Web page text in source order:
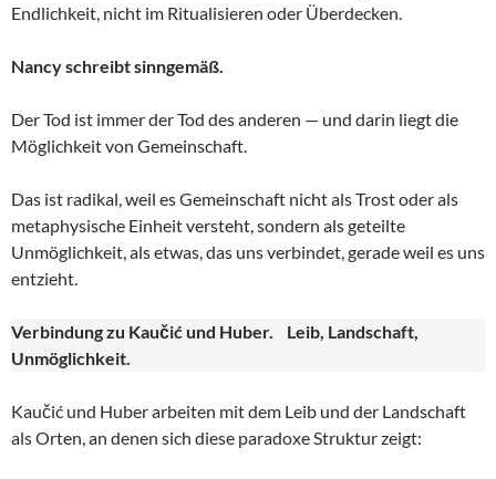
Endlichkeit, nicht im Ritualisieren oder Überdecken.
Nancy schreibt sinngemäß.
Der Tod ist immer der Tod des anderen — und darin liegt die
Möglichkeit von Gemeinschaft.
Das ist radikal, weil es Gemeinschaft nicht als Trost oder als
metaphysische Einheit versteht, sondern als geteilte
Unmöglichkeit, als etwas, das uns verbindet, gerade weil es uns
entzieht.
Verbindung zu Kaučić und Huber. Leib, Landschaft,
Unmöglichkeit.
Kaučić und Huber arbeiten mit dem Leib und der Landschaft
als Orten, an denen sich diese paradoxe Struktur zeigt: